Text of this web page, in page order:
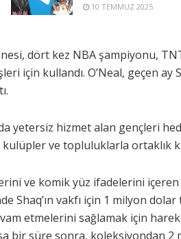
10 TEMMUZ 2025
dört kez NBA şampiyonu,
için kullandı. O’Neal, geçen ay
yetersiz hizmet alan gençleri
ve topluluklarla ortaklık
ve komik yüz ifadelerini içeren
vakfı için 1 milyon dolar
etmelerini sağlamak için
bir süre sonra, koleksiyondan